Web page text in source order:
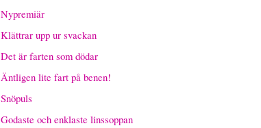
Nypremiär
Klättrar upp ur svackan
Det är farten som dödar
Äntligen lite fart på benen!
Snöpuls
Godaste och enklaste linssoppan